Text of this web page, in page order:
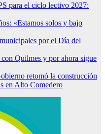
para el ciclo lectivo 2027:
«Estamos solos y bajo
por el Día del
Quilmes y por ahora sigue
retomó la construcción
en Alto Comedero